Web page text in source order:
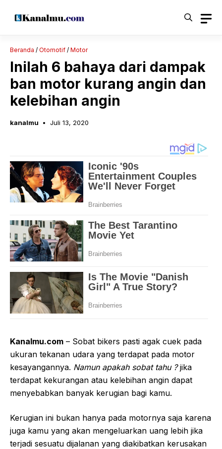
Beranda / Otomotif / Motor
Inilah 6 bahaya dari dampak
ban motor kurang angin dan
kelebihan angin
kanalmu Juli 13, 2020
Kanalmu.com – Sobat bikers pasti agak cuek pada
ukuran tekanan udara yang terdapat pada motor
kesayangannya. Namun apakah sobat tahu ?jika
terdapat kekurangan atau kelebihan angin dapat
menyebabkan banyak kerugian bagi kamu.
Kerugian ini bukan hanya pada motornya saja karena
juga kamu yang akan mengeluarkan uang lebih jika
terjadi sesuatu dijalanan yang diakibatkan kerusakan